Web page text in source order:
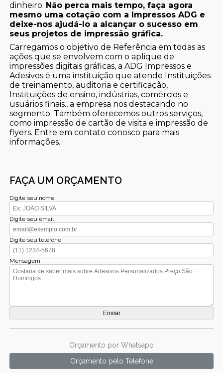
dinheiro. Não perca mais tempo, faça agora
mesmo uma cotação com a Impressos ADG e
deixe-nos ajudá-lo a alcançar o sucesso em
seus projetos de impressão gráfica.
Carregamos o objetivo de Referência em todas as
ações que se envolvem com o aplique de
impressões digitais gráficas, a ADG Impressos e
Adesivos é uma instituição que atende Instituições
de treinamento, auditoria e certificação,
Instituições de ensino, indústrias, comércios e
usuários finais., a empresa nos destacando no
segmento. Também oferecemos outros serviços,
como impressão de cartão de visita e impressão de
flyers. Entre em contato conosco para mais
informações.
FAÇA UM ORÇAMENTO
Digite seu nome
Digite seu email
Digite seu telefone
Mensagem
Orçamento por Whatsapp
Orçamento pelo Telefone